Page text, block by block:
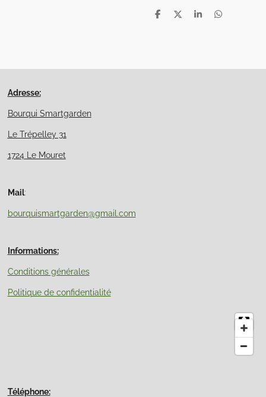
P
e
P
e
P
e
P
e
Adresse:
Bourqui Smartgarden
Le Trépelley 31
1724 Le Mouret
Mail:
bourquismartgarden@gmail.com
Informations:
Conditions générales
Politique de confidentialité
Téléphone: